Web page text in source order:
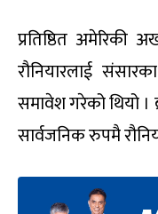
प्रतिष्ठित अमेरिकी
रौनियारलाई
समावेश गरेको थियो
सार्वजनिक रुपमै